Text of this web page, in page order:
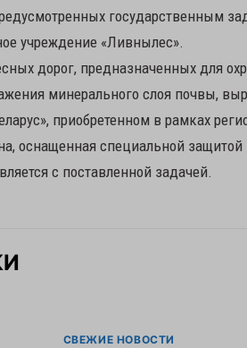
государственным
учреждение «Ливнылес».
дорог, предназначенных для
минерального слоя почвы,
приобретенном в рамках
оснащенная специальной
с поставленной задачей.
СВЕЖИЕ НОВОСТИ